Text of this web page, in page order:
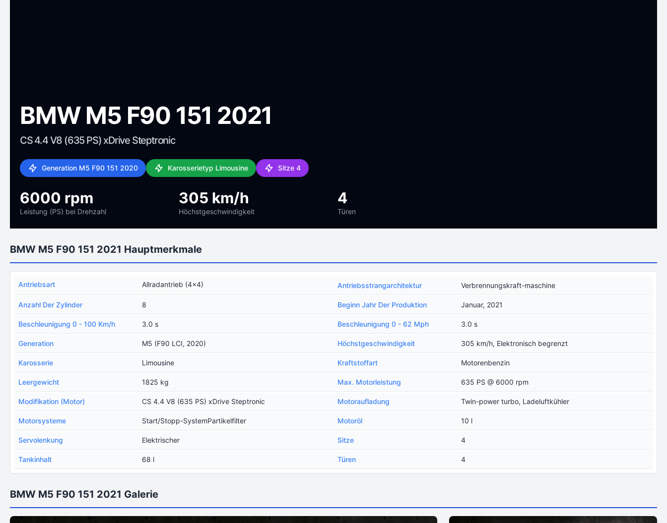
BMW M5 F90 151 2021
CS 4.4 V8 (635 PS) xDrive Steptronic
Generation M5 F90 151 2020 Karosserietyp Limousine Sitze 4
6000 rpm
Leistung (PS) bei Drehzahl
305 km/h
Höchstgeschwindigkeit
4
Türen
BMW M5 F90 151 2021 Hauptmerkmale
Antriebsart Allradantrieb (4x4) Antriebsstrangarchitektur Verbrennungskraft-maschine
Anzahl Der Zylinder 8 Beginn Jahr Der Produktion Januar, 2021
Beschleunigung 0 - 100 Km/h 3.0 s Beschleunigung 0 - 62 Mph 3.0 s
Generation M5 (F90 LCI, 2020) Höchstgeschwindigkeit 305 km/h, Elektronisch begrenzt
Karosserie Limousine Kraftstoffart Motorenbenzin
Leergewicht 1825 kg Max. Motorleistung 635 PS @ 6000 rpm
Modifikation (Motor) CS 4.4 V8 (635 PS) xDrive Steptronic Motoraufladung Twin-power turbo, Ladeluftkühler
Motorsysteme Start/Stopp-SystemPartikelfilter Motoröl 10 l
Servolenkung Elektrischer Sitze 4
Tankinhalt 68 l Türen 4
BMW M5 F90 151 2021 Galerie